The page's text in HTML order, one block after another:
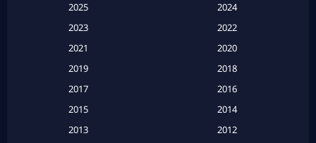
Based on a True Story สร้างจากเรื่องจริง(2)
Based on a True Story เรื่องจริง (20)
Based on a True Story เรื่องจริง (16)
2025
2024
2023
2022
2021
2020
2019
2018
2017
2016
2015
2014
2013
2012